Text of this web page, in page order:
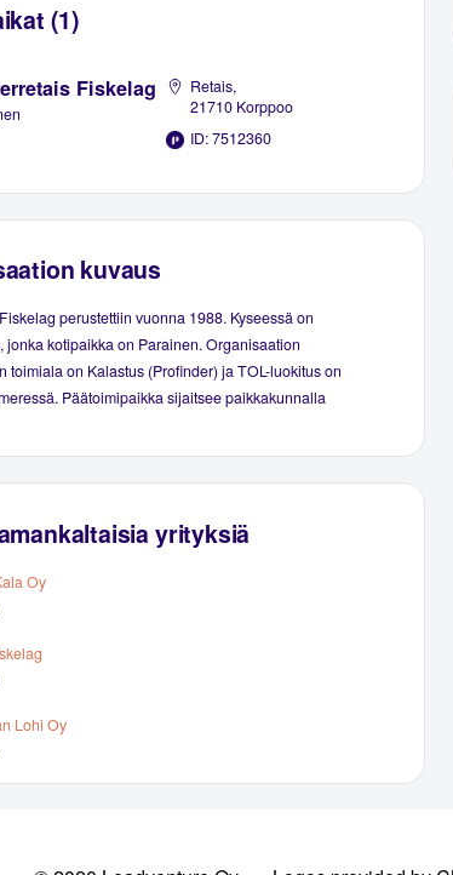
(1)
Fiskelag
Retais,
21710 Korppoo
ID: 7512360
kuvaus
perustettiin vuonna 1988. Kyseessä on
jonka kotipaikka on Parainen. Organisaation
toimiala on Kalastus (Profinder) ja TOL-luokitus on
Päätoimipaikka sijaitsee paikkakunnalla
yrityksiä
Oy
Lohi Oy